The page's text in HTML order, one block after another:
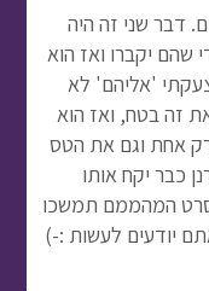
דבר שני זה היה
שהם יקברו ואז הוא
צעקתי 'אליהם' לא
זה בטח, ואז הוא
2 מטבעות לא רק אחת וגם את הטס
כבר יקח אותו
המהממם תמשכו
יודעים לעשות :-)